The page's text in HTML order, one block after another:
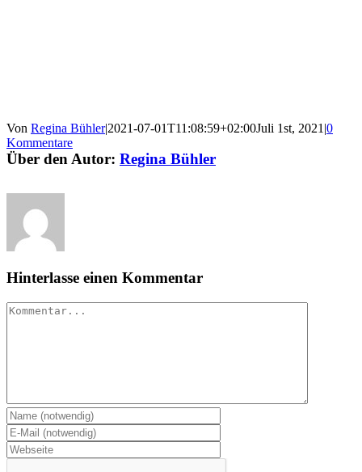
Von Regina Bühler|2021-07-01T11:08:59+02:00Juli 1st, 2021 |0
Kommentare
Über den Autor: Regina Bühler
Hinterlasse einen Kommentar
Kommentar